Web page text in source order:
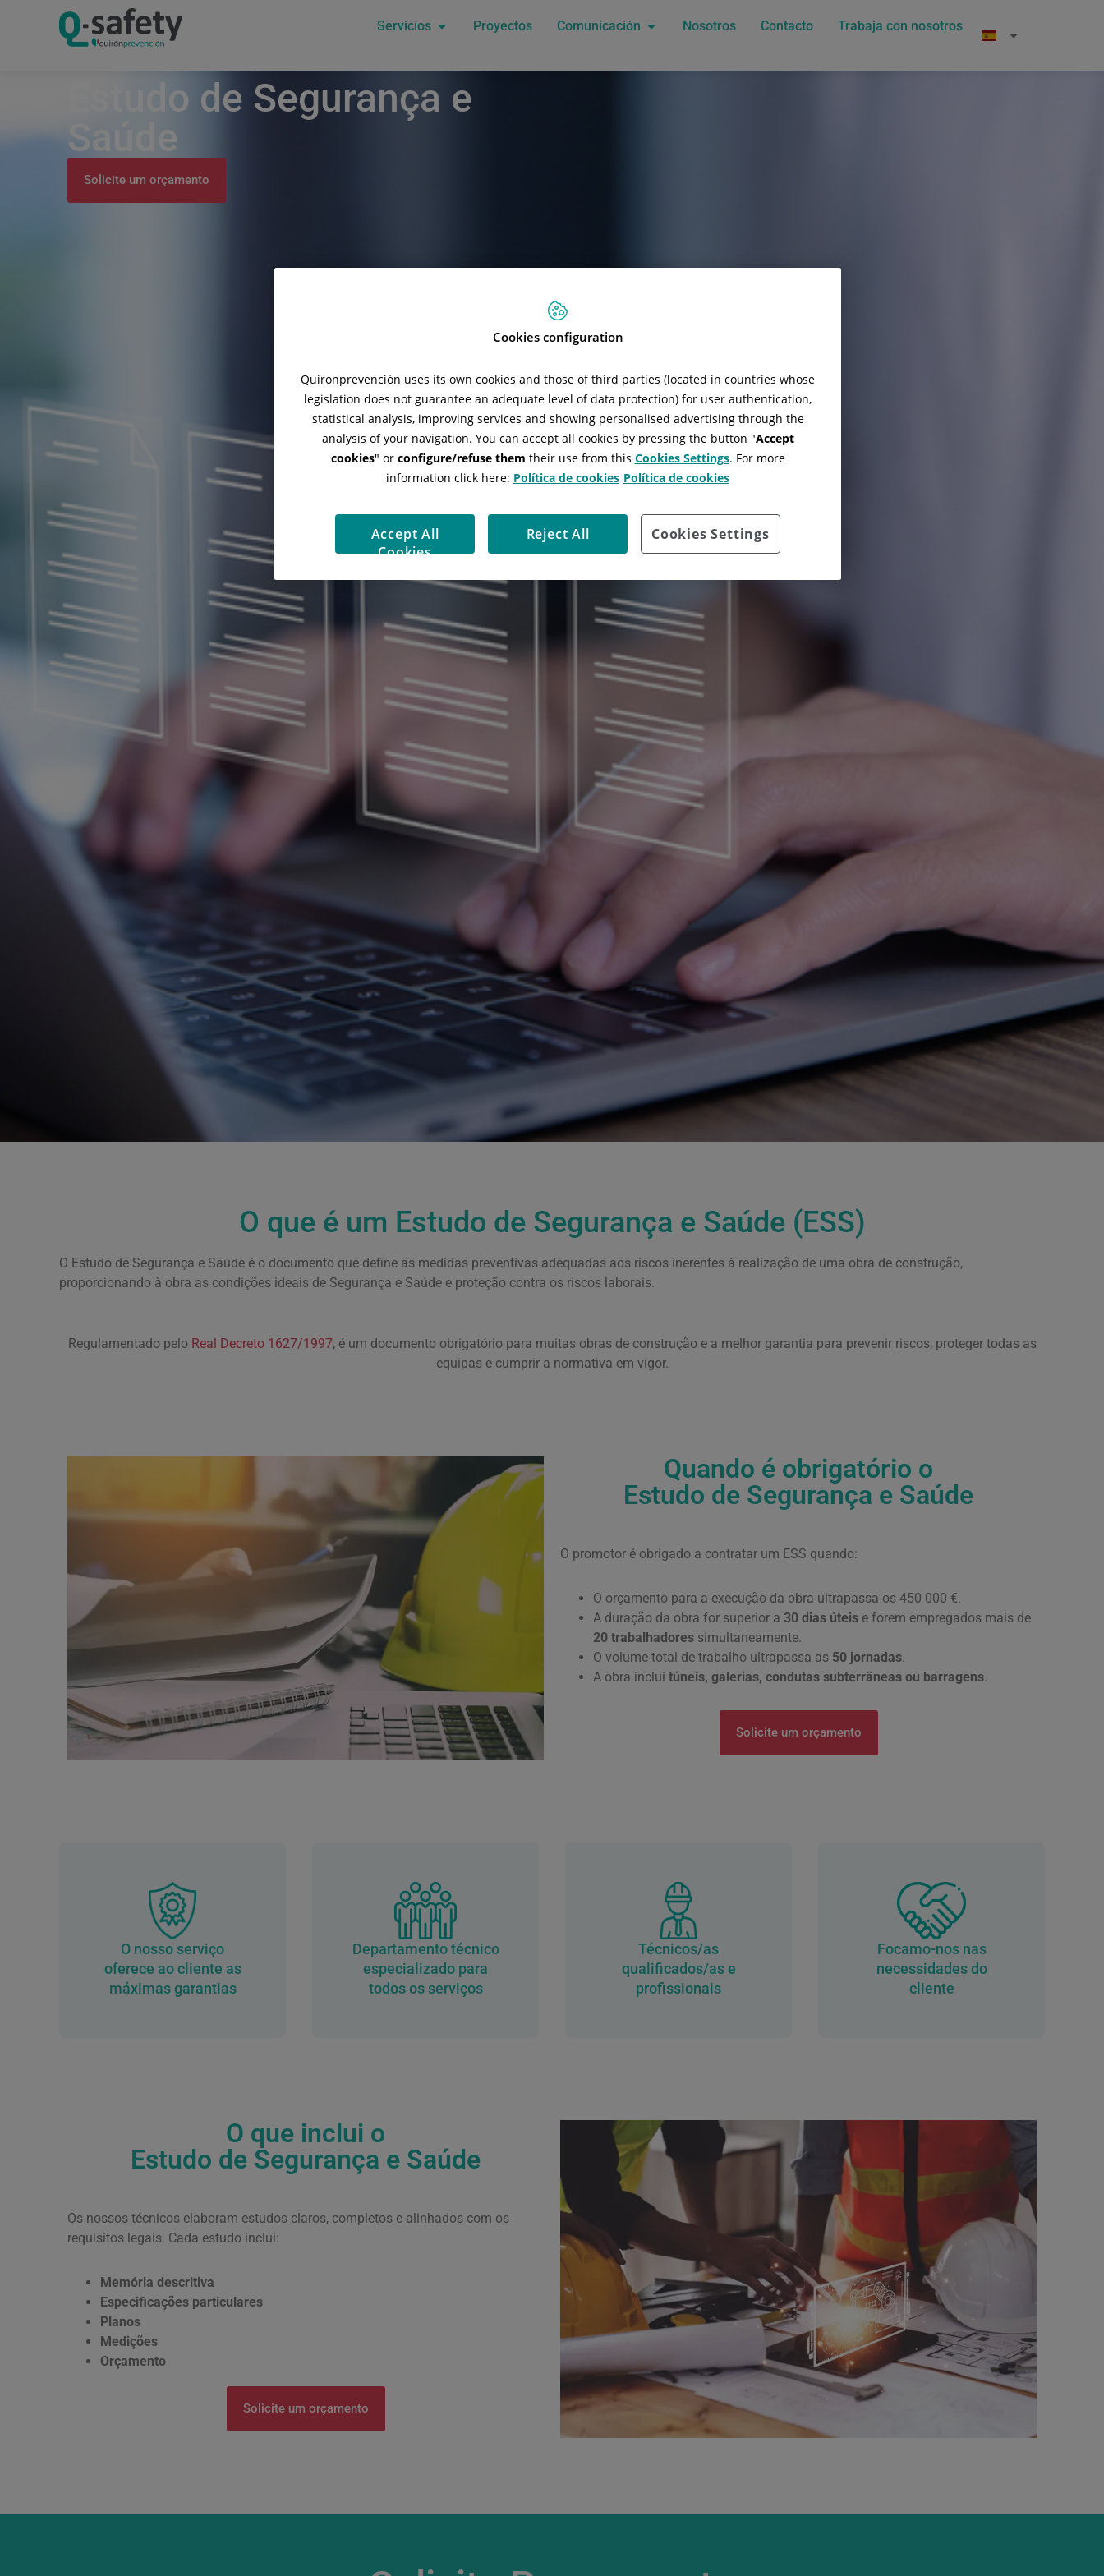
Servicios Proyectos Comunicación Nosotros Contacto Trabaja con nosotros
Estudo de Segurança e
Saúde
Solicite um orçamento
O que é um Estudo de Segurança e Saúde (ESS)
O Estudo de Segurança e Saúde é o documento que define as medidas preventivas adequadas aos riscos inerentes à realização de uma obra de construção,
proporcionando à obra as condições ideais de Segurança e Saúde e proteção contra os riscos laborais.
Regulamentado pelo Real Decreto 1627/1997, é um documento obrigatório para muitas obras de construção e a melhor garantia para prevenir riscos, proteger todas as
equipas e cumprir a normativa em vigor.
Quando é obrigatório o
Estudo de Segurança e Saúde
O promotor é obrigado a contratar um ESS quando:
O orçamento para a execução da obra ultrapassa os 450 000 €.
A duração da obra for superior a 30 dias úteis e forem empregados mais de
20 trabalhadores simultaneamente.
O volume total de trabalho ultrapassa as 50 jornadas.
A obra inclui túneis, galerias, condutas subterrâneas ou barragens.
Solicite um orçamento
O nosso serviço
oferece ao cliente as
máximas garantias
Departamento técnico
especializado para
todos os serviços
Técnicos/as
qualificados/as e
profissionais
Focamo-nos nas
necessidades do
cliente
O que inclui o
Estudo de Segurança e Saúde
Os nossos técnicos elaboram estudos claros, completos e alinhados com os
requisitos legais. Cada estudo inclui:
Memória descritiva
Especificações particulares
Planos
Medições
Orçamento
Solicite um orçamento
Cookies configuration
Quironprevención uses its own cookies and those of third parties (located in countries whose
legislation does not guarantee an adequate level of data protection) for user authentication,
statistical analysis, improving services and showing personalised advertising through the
analysis of your navigation. You can accept all cookies by pressing the button "Accept
cookies" or configure/refuse them their use from this Cookies Settings. For more
information click here: Política de cookies Política de cookies
Cookies Settings
Reject All
Accept All
Cookies